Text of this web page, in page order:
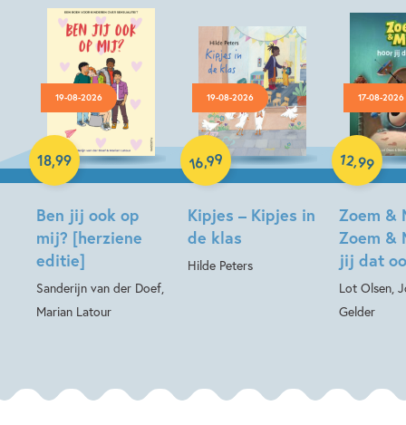
19-08-2026
Ben jij ook op
mij? [herziene
editie]
Sanderijn van der Doef,
Marian Latour
18,99
Hardcover
19-08-2026
Kipjes – Kipjes in
de klas
Hilde Peters
16,99
Hardcover
17-08-2026
Zoem &
Zoem &
jij dat
Lot Olsen,
Gelder
12,99
Hardcover